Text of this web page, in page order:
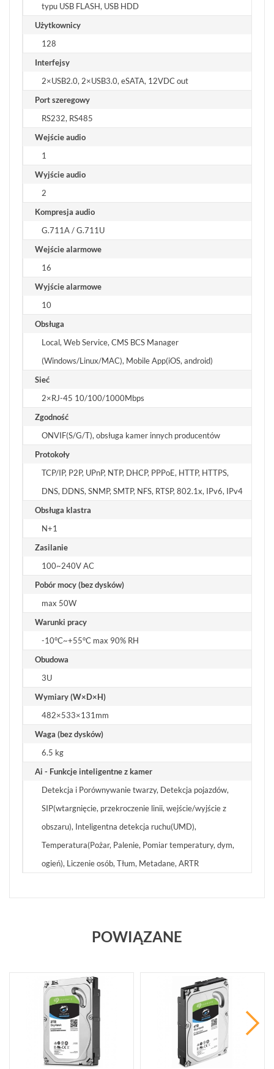
typu USB FLASH, USB HDD
Użytkownicy
128
Interfejsy
2×USB2.0, 2×USB3.0, eSATA, 12VDC out
Port szeregowy
RS232, RS485
Wejście audio
1
Wyjście audio
2
Kompresja audio
G.711A / G.711U
Wejście alarmowe
16
Wyjście alarmowe
10
Obsługa
Local, Web Service, CMS BCS Manager
(Windows/Linux/MAC), Mobile App(iOS, android)
Sieć
2×RJ-45 10/100/1000Mbps
Zgodność
ONVIF(S/G/T), obsługa kamer innych producentów
Protokoły
TCP/IP, P2P, UPnP, NTP, DHCP, PPPoE, HTTP, HTTPS,
DNS, DDNS, SNMP, SMTP, NFS, RTSP, 802.1x, IPv6, IPv4
Obsługa klastra
N+1
Zasilanie
100~240V AC
Pobór mocy (bez dysków)
max 50W
Warunki pracy
-10°C~+55°C max 90% RH
Obudowa
3U
Wymiary (W×D×H)
482×533×131mm
Waga (bez dysków)
6.5 kg
Ai - Funkcje inteligentne z kamer
Detekcja i Porównywanie twarzy, Detekcja pojazdów,
SIP(wtargnięcie, przekroczenie linii, wejście/wyjście z
obszaru), Inteligentna detekcja ruchu(UMD),
Temperatura(Pożar, Palenie, Pomiar temperatury, dym,
ogień), Liczenie osób, Tłum, Metadane, ARTR
POWIĄZANE